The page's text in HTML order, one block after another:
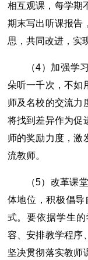
相互观课，每学期
期末写出听课报告
思，共同改进，实
（4）加强学
朵听一千次，不如
师及名校的交流力
将找到差异作为促
师的奖励力度，激
流教师。
（5）改革课
体地位，积极倡
式。要依据学生
容、安排教学程序
坚决贯彻落实教师